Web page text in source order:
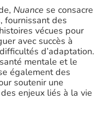
Nuance se consacre
fournissant des
vécues pour
avec succès à
d’adaptation.
mentale et le
également des
soutenir une
enjeux liés à la vie